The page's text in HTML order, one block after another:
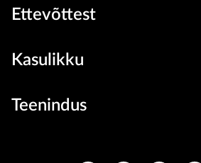
Ettevõttest
Kasulikku
Teenindus